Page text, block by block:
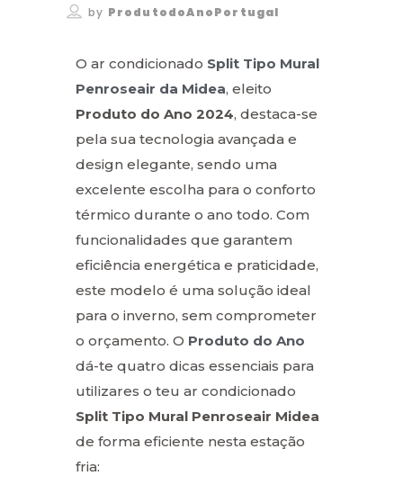
by ProdutodoAnoPortugal
O ar condicionado Split Tipo Mural
Penroseair da Midea, eleito
Produto do Ano 2024, destaca-se
pela sua tecnologia avançada e
design elegante, sendo uma
excelente escolha para o conforto
térmico durante o ano todo. Com
funcionalidades que garantem
eficiência energética e praticidade,
este modelo é uma solução ideal
para o inverno, sem comprometer
o orçamento. O Produto do Ano
dá-te quatro dicas essenciais para
utilizares o teu ar condicionado
Split Tipo Mural Penroseair Midea
de forma eficiente nesta estação
fria: